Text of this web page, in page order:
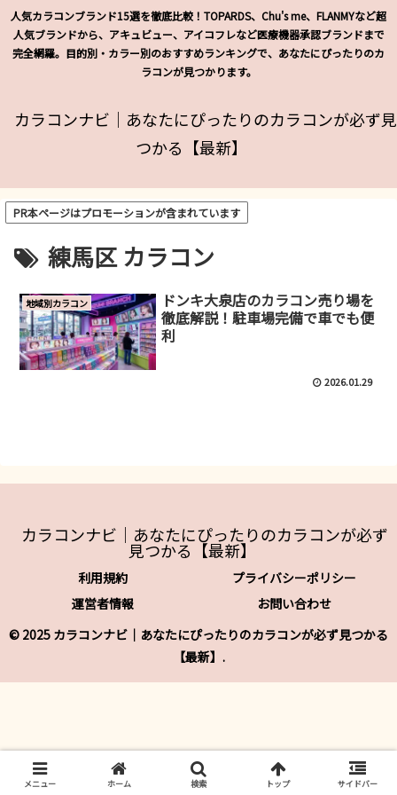
人気カラコンブランド15選を徹底比較！TOPARDS、Chu's me、FLANMYなど超
人気ブランドから、アキュビュー、アイコフレなど医療機器承認ブランドまで
完全網羅。目的別・カラー別のおすすめランキングで、あなたにぴったりのカ
ラコンが見つかります。
カラコンナビ｜あなたにぴったりのカラコンが必ず見
つかる【最新】
PR本ページはプロモーションが含まれています
練馬区 カラコン
地域別カラコン
ドンキ大泉店のカラコン売り場を
徹底解説！駐車場完備で車でも便
利
2026.01.29
カラコンナビ｜あなたにぴったりのカラコンが必ず
見つかる【最新】
利用規約
プライバシーポリシー
運営者情報
お問い合わせ
© 2025 カラコンナビ｜あなたにぴったりのカラコンが必ず見つかる
【最新】.
メニュー ホーム 検索 トップ サイドバー